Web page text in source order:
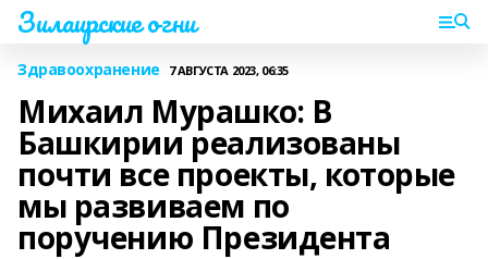
Зилаирские огни
Здравоохранение 7 АВГУСТА 2023, 06:35
Михаил Мурашко: В
Башкирии реализованы
почти все проекты, которые
мы развиваем по
поручению Президента